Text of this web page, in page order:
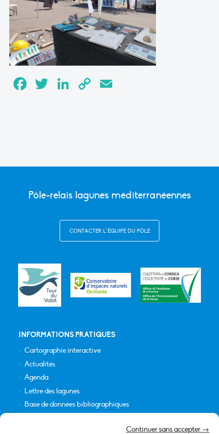
Continuer sans accepter →
FacebookTwitter LinkedInCopy
Pôle-relais lagunes méditerranéennes
CONTACTER L’ÉQUIPE DU PÔLE
INFORMATIONS PRATIQUES
Cartographie interactive
Actualités
Agenda
Lettre des lagunes
Base de données bibliographiques